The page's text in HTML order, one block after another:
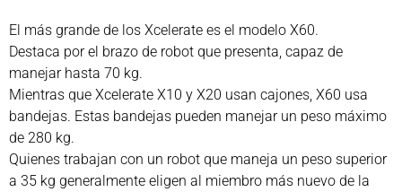
El más grande de los Xcelerate es el modelo X60.
Destaca por el brazo de robot que presenta, capaz de
manejar hasta 70 kg.
Mientras que Xcelerate X10 y X20 usan cajones, X60 usa
bandejas. Estas bandejas pueden manejar un peso máximo
de 280 kg.
Quienes trabajan con un robot que maneja un peso superior
a 35 kg generalmente eligen al miembro más nuevo de la